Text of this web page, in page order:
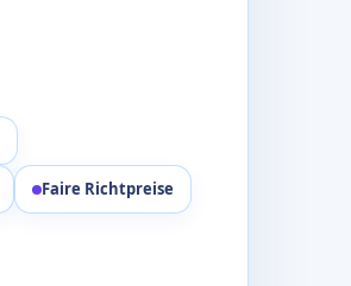
Faire Richtpreise